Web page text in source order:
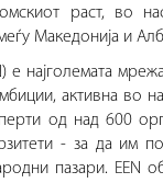
раст, во
Македонија и
е најголемата
активна во
од над 600
- за да им
пазари. EEN